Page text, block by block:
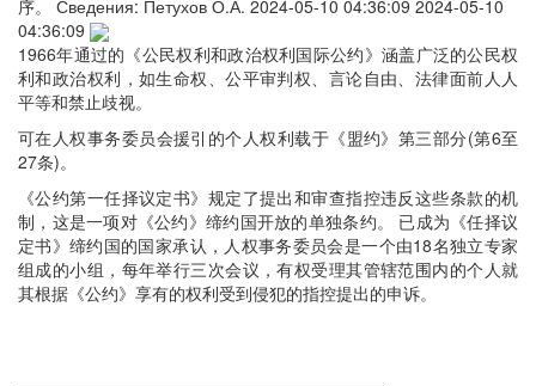
序。
Сведения: Петухов О.А. 2024-05-10 04:36:09 2024-05-10
04:36:09
1966年通过的《公民权利和政治权利国际公约》涵盖广泛的公民权
利和政治权利，如生命权、公平审判权、言论自由、法律面前人人
平等和禁止歧视。
可在人权事务委员会援引的个人权利载于《盟约》第三部分(第6至
27条)。
《公约第一任择议定书》规定了提出和审查指控违反这些条款的机
制，这是一项对《公约》缔约国开放的单独条约。 已成为《任择议
定书》缔约国的国家承认，人权事务委员会是一个由18名独立专家
组成的小组，每年举行三次会议，有权受理其管辖范围内的个人就
其根据《公约》享有的权利受到侵犯的指控提出的申诉。